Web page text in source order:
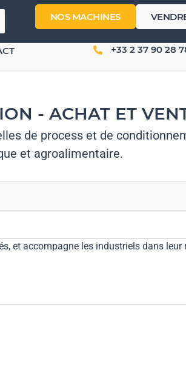
NOS MACHINES
+33 2 37 90 28
- ACHAT ET
de process et de
et agroalimentaire.
et accompagne les industriels dans leur